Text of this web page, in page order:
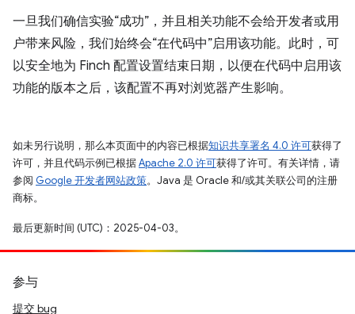
一旦我们确信实验“成功”，并且相关功能不会给开发者或用
户带来风险，我们始终会“在代码中”启用该功能。此时，可
以安全地为 Finch 配置设置结束日期，以便在代码中启用该
功能的版本之后，该配置不再对浏览器产生影响。
如未另行说明，那么本页面中的内容已根据知识共享署名 4.0 许可获得了
许可，并且代码示例已根据Apache 2.0 许可获得了许可。有关详情，请
参阅 Google 开发者网站政策。Java 是 Oracle 和/或其关联公司的注册
商标。
最后更新时间 (UTC)：2025-04-03。
参与
提交 bug